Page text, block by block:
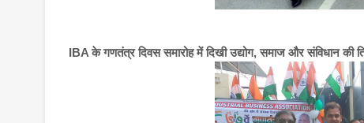
IBA के गणतंत्र दिवस समारोह में दिखी उद्योग, समाज और संविधान की